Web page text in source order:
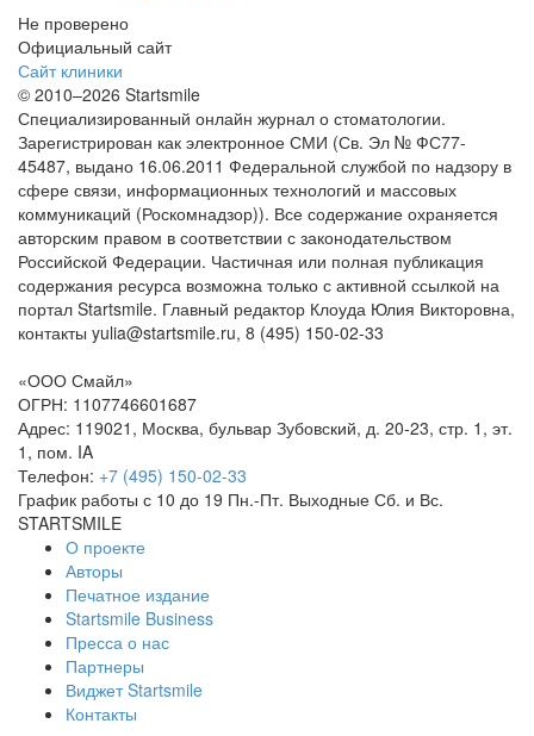
Не проверено
Официальный сайт
Сайт клиники
© 2010–2026 Startsmile
Специализированный онлайн журнал о стоматологии.
Зарегистрирован как электронное СМИ (Св. Эл № ФС77-
45487, выдано 16.06.2011 Федеральной службой по надзору в
сфере связи, информационных технологий и массовых
коммуникаций (Роскомнадзор)). Все содержание охраняется
авторским правом в соответствии с законодательством
Российской Федерации. Частичная или полная публикация
содержания ресурса возможна только с активной ссылкой на
портал Startsmile. Главный редактор Клоуда Юлия Викторовна,
контакты yulia@startsmile.ru, 8 (495) 150-02-33
«ООО Смайл»
ОГРН: 1107746601687
Адрес: 119021, Москва, бульвар Зубовский, д. 20-23, стр. 1, эт.
1, пом. IA
Телефон: +7 (495) 150-02-33
График работы с 10 до 19 Пн.-Пт. Выходные Сб. и Вс.
STARTSMILE
О проекте
Авторы
Печатное издание
Startsmile Business
Пресса о нас
Партнеры
Виджет Startsmile
Контакты